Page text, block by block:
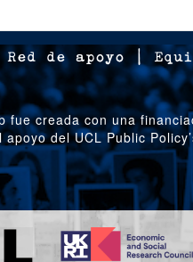
Red de apoyo |
fue creada con una
apoyo del UCL Public